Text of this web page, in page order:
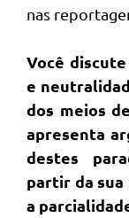
nas
Você
e
dos meios
apresenta
destes
partir da sua
a